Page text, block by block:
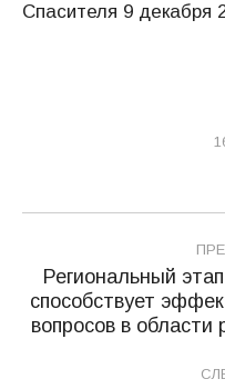
Спасителя 9 декабря
Навигация
по
записям
Региональный
способствует
вопросов в области